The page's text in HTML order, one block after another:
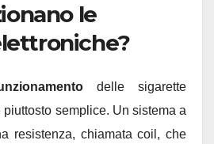
le
delle sigarette
semplice. Un sistema a
resistenza, chiamata coil, che